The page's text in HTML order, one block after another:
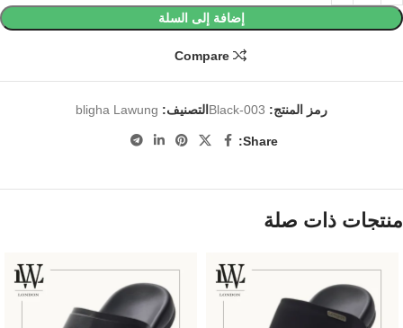
إضافة إلى السلة
Compare
رمز المنتج: 003-Black التصنيف: bligha Lawung
Share:
منتجات ذات صلة